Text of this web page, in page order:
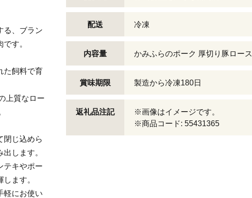
る、ブラン
す。
た飼料で育
上質なロー
閉じ込めら
します。
テキやポー
ます。
軽にお使い
配送 冷凍
内容量 かみふらのポーク 厚切り豚ロー
賞味期限 製造から冷凍180日
返礼品注記
※画像はイメージです。
※商品コード: 55431365